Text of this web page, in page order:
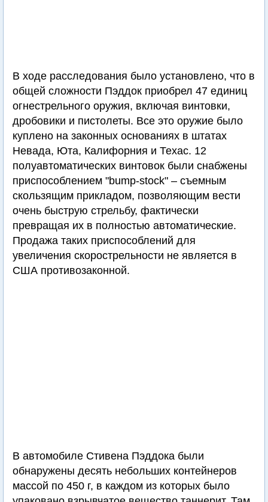
В ходе расследования было установлено, что в
общей сложности Пэддок приобрел 47 единиц
огнестрельного оружия, включая винтовки,
дробовики и пистолеты. Все это оружие было
куплено на законных основаниях в штатах
Невада, Юта, Калифорния и Техас. 12
полуавтоматических винтовок были снабжены
приспособлением "bump-stock" – съемным
скользящим прикладом, позволяющим вести
очень быструю стрельбу, фактически
превращая их в полностью автоматические.
Продажа таких приспособлений для
увеличения скорострельности не является в
США противозаконной.
В автомобиле Стивена Пэддока были
обнаружены десять небольших контейнеров
массой по 450 г, в каждом из которых было